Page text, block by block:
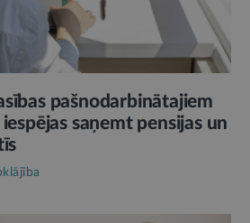
pašnodarbinātajiem
saņemt pensijas un